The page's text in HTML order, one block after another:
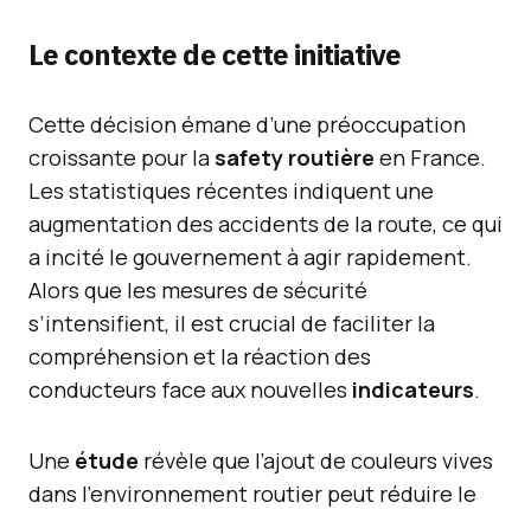
Le contexte de cette initiative
Cette décision émane d’une préoccupation
croissante pour la safety routière en France.
Les statistiques récentes indiquent une
augmentation des accidents de la route, ce qui
a incité le gouvernement à agir rapidement.
Alors que les mesures de sécurité
s’intensifient, il est crucial de faciliter la
compréhension et la réaction des
conducteurs face aux nouvelles indicateurs.
Une étude révèle que l’ajout de couleurs vives
dans l’environnement routier peut réduire le